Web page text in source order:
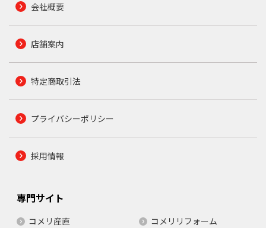
会社概要
店舗案内
特定商取引法
プライバシーポリシー
採用情報
専門サイト
コメリ産直 コメリリフォーム